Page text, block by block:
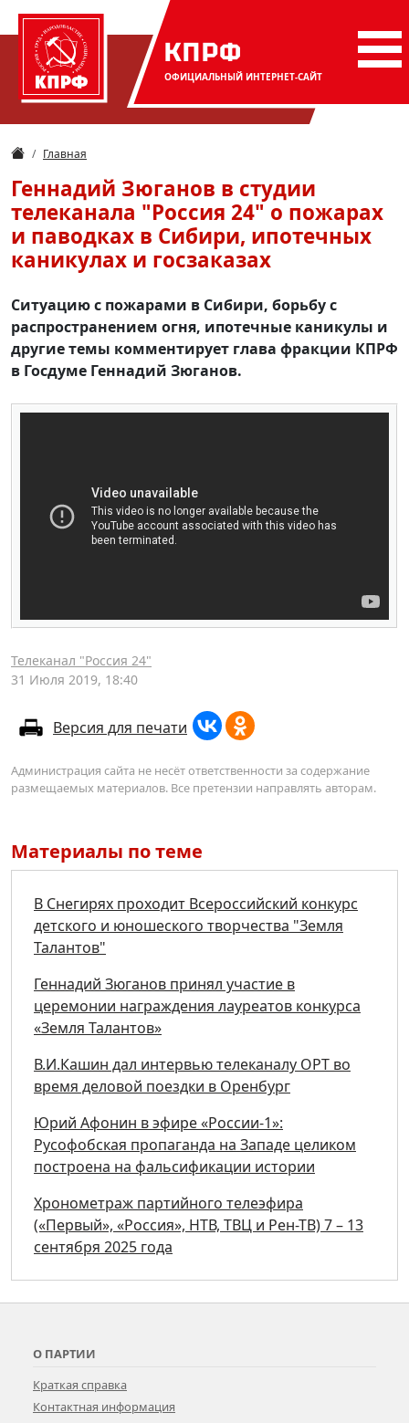
КПРФ
ОФИЦИАЛЬНЫЙ ИНТЕРНЕТ-САЙТ
Главная
Геннадий Зюганов в студии
телеканала "Россия 24" о пожарах
и паводках в Сибири, ипотечных
каникулах и госзаказах
Ситуацию с пожарами в Сибири, борьбу с
распространением огня, ипотечные каникулы и
другие темы комментирует глава фракции КПРФ
в Госдуме Геннадий Зюганов.
Телеканал "Россия 24"
31 Июля 2019, 18:40
Версия для печати
Администрация сайта не несёт ответственности за содержание
размещаемых материалов. Все претензии направлять авторам.
Материалы по теме
В Снегирях проходит Всероссийский конкурс
детского и юношеского творчества "Земля
Талантов"
Геннадий Зюганов принял участие в
церемонии награждения лауреатов конкурса
«Земля Талантов»
В.И.Кашин дал интервью телеканалу ОРТ во
время деловой поездки в Оренбург
Юрий Афонин в эфире «России-1»:
Русофобская пропаганда на Западе целиком
построена на фальсификации истории
Хронометраж партийного телеэфира
(«Первый», «Россия», НТВ, ТВЦ и Рен-ТВ) 7 – 13
сентября 2025 года
О ПАРТИИ
Краткая справка
Контактная информация